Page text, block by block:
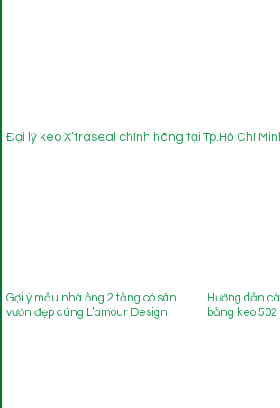
Đại lý keo X’traseal chính hãng tại Tp.Hồ Chí
Gợi ý mẫu nhà ống 2 tầng có sân
vườn đẹp cùng L’amour Design
Hướng dẫn
bằng keo 502